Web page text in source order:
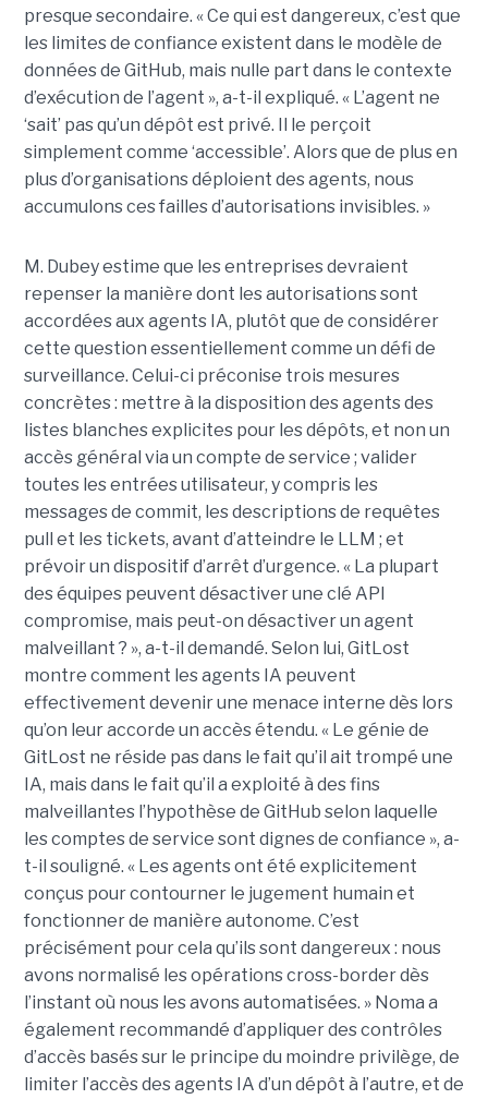
presque secondaire. « Ce qui est dangereux, c’est que
les limites de confiance existent dans le modèle de
données de GitHub, mais nulle part dans le contexte
d’exécution de l’agent », a-t-il expliqué. « L’agent ne
‘sait’ pas qu’un dépôt est privé. Il le perçoit
simplement comme ‘accessible’. Alors que de plus en
plus d’organisations déploient des agents, nous
accumulons ces failles d’autorisations invisibles. »
M. Dubey estime que les entreprises devraient
repenser la manière dont les autorisations sont
accordées aux agents IA, plutôt que de considérer
cette question essentiellement comme un défi de
surveillance. Celui-ci préconise trois mesures
concrètes : mettre à la disposition des agents des
listes blanches explicites pour les dépôts, et non un
accès général via un compte de service ; valider
toutes les entrées utilisateur, y compris les
messages de commit, les descriptions de requêtes
pull et les tickets, avant d’atteindre le LLM ; et
prévoir un dispositif d’arrêt d’urgence. « La plupart
des équipes peuvent désactiver une clé API
compromise, mais peut-on désactiver un agent
malveillant ? », a-t-il demandé. Selon lui, GitLost
montre comment les agents IA peuvent
effectivement devenir une menace interne dès lors
qu’on leur accorde un accès étendu. « Le génie de
GitLost ne réside pas dans le fait qu’il ait trompé une
IA, mais dans le fait qu’il a exploité à des fins
malveillantes l’hypothèse de GitHub selon laquelle
les comptes de service sont dignes de confiance », a-
t-il souligné. « Les agents ont été explicitement
conçus pour contourner le jugement humain et
fonctionner de manière autonome. C’est
précisément pour cela qu’ils sont dangereux : nous
avons normalisé les opérations cross-border dès
l’instant où nous les avons automatisées. » Noma a
également recommandé d’appliquer des contrôles
d’accès basés sur le principe du moindre privilège, de
limiter l’accès des agents IA d’un dépôt à l’autre, et de